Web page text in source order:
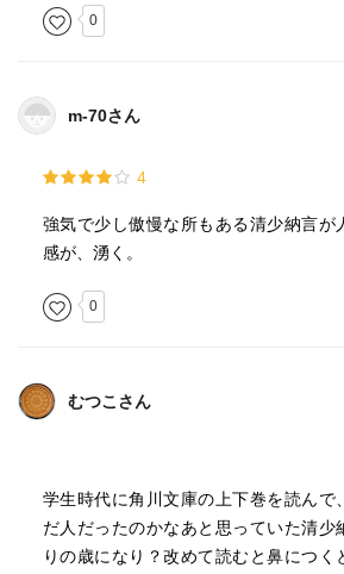
0
m-70さん
4
強気で少し傲慢な所もある清少納言が
感が、湧く。
0
むつこさん
学生時代に角川文庫の上下巻を読んで
だ人だったのかなあと思っていた清少
りの歳になり？改めて読むと鼻につく